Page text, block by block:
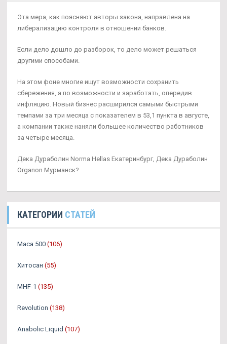
Эта мера, как поясняют авторы закона, направлена на
либерализацию контроля в отношении банков.
Если дело дошло до разборок, то дело может решаться
другими способами.
На этом фоне многие ищут возможности сохранить
сбережения, а по возможности и заработать, опередив
инфляцию. Новый бизнес расширился самыми быстрыми
темпами за три месяца с показателем в 53,1 пункта в августе,
а компании также наняли большее количество работников
за четыре месяца.
Дека Дураболин Norma Hellas Екатеринбург, Дека Дураболин
Organon Мурманск?
КАТЕГОРИИ СТАТЕЙ
Maca 500 (106)
Хитосан (55)
MHF-1 (135)
Revolution (138)
Anabolic Liquid (107)